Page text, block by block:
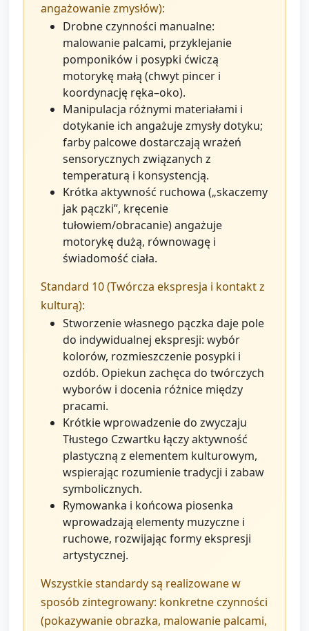
angażowanie zmysłów):
Drobne czynności manualne:
malowanie palcami, przyklejanie
pomponików i posypki ćwiczą
motorykę małą (chwyt pincer i
koordynację ręka–oko).
Manipulacja różnymi materiałami i
dotykanie ich angażuje zmysły dotyku;
farby palcowe dostarczają wrażeń
sensorycznych związanych z
temperaturą i konsystencją.
Krótka aktywność ruchowa („skaczemy
jak pączki”, kręcenie
tułowiem/obracanie) angażuje
motorykę dużą, równowagę i
świadomość ciała.
Standard 10 (Twórcza ekspresja i kontakt z
kulturą):
Stworzenie własnego pączka daje pole
do indywidualnej ekspresji: wybór
kolorów, rozmieszczenie posypki i
ozdób. Opiekun zachęca do twórczych
wyborów i docenia różnice między
pracami.
Krótkie wprowadzenie do zwyczaju
Tłustego Czwartku łączy aktywność
plastyczną z elementem kulturowym,
wspierając rozumienie tradycji i zabaw
symbolicznych.
Rymowanka i końcowa piosenka
wprowadzają elementy muzyczne i
ruchowe, rozwijając formy ekspresji
artystycznej.
Wszystkie standardy są realizowane w
sposób zintegrowany: konkretne czynności
(pokazywanie obrazka, malowanie palcami,